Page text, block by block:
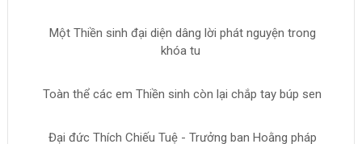
Một Thiền sinh đại diện dâng lời phát nguyện trong
khóa tu
Toàn thể các em Thiền sinh còn lại chắp tay búp sen
Đại đức Thích Chiếu Tuệ - Trưởng ban Hoằng pháp